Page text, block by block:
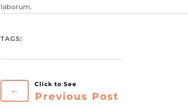
laborum.
TAGS:
←
Previous Post